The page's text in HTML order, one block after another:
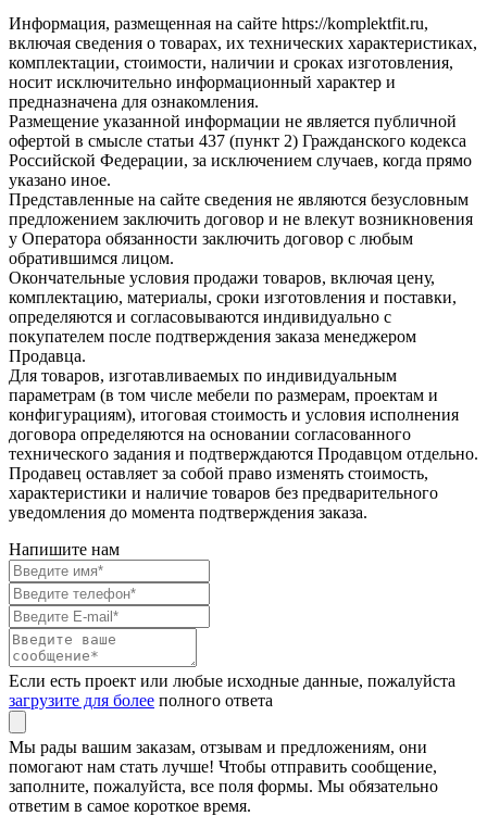
Информация, размещенная на сайте https://komplektfit.ru,
включая сведения о товарах, их технических характеристиках,
комплектации, стоимости, наличии и сроках изготовления,
носит исключительно информационный характер и
предназначена для ознакомления.
Размещение указанной информации не является публичной
офертой в смысле статьи 437 (пункт 2) Гражданского кодекса
Российской Федерации, за исключением случаев, когда прямо
указано иное.
Представленные на сайте сведения не являются безусловным
предложением заключить договор и не влекут возникновения
у Оператора обязанности заключить договор с любым
обратившимся лицом.
Окончательные условия продажи товаров, включая цену,
комплектацию, материалы, сроки изготовления и поставки,
определяются и согласовываются индивидуально с
покупателем после подтверждения заказа менеджером
Продавца.
Для товаров, изготавливаемых по индивидуальным
параметрам (в том числе мебели по размерам, проектам и
конфигурациям), итоговая стоимость и условия исполнения
договора определяются на основании согласованного
технического задания и подтверждаются Продавцом отдельно.
Продавец оставляет за собой право изменять стоимость,
характеристики и наличие товаров без предварительного
уведомления до момента подтверждения заказа.
Напишите нам
Если есть проект или любые исходные данные, пожалуйста
загрузите для более полного ответа
Мы рады вашим заказам, отзывам и предложениям, они
помогают нам стать лучше! Чтобы отправить сообщение,
заполните, пожалуйста, все поля формы. Мы обязательно
ответим в самое короткое время.